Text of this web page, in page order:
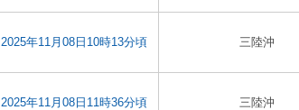
2025年11月08日10時13分頃 三陸沖
2025年11月08日11時36分頃 三陸沖